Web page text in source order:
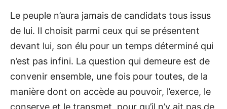
Le peuple n’aura jamais de candidats tous issus
de lui. Il choisit parmi ceux qui se présentent
devant lui, son élu pour un temps déterminé qui
n’est pas infini. La question qui demeure est de
convenir ensemble, une fois pour toutes, de la
manière dont on accède au pouvoir, l’exerce, le
conserve et le transmet, pour qu’il n’y ait pas de